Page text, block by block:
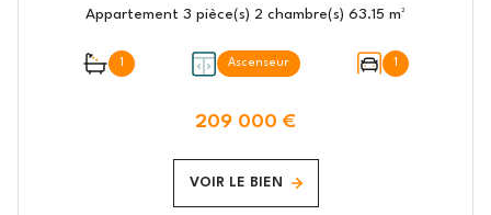
Appartement 3 pièce(s) 2 chambre(s) 63.15 m²
1 Ascenseur 1
209 000 €
VOIR LE BIEN